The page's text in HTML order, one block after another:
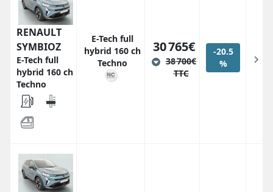
RENAULT
SYMBIOZ
E-Tech full
hybrid 160 ch
Techno
E-Tech full
hybrid 160 ch
Techno
30 765€
38 700€
TTC
-20.5
%